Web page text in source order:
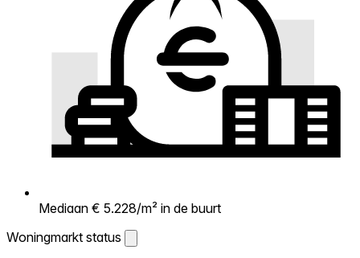
Mediaan € 5.228/m² in de buurt
Woningmarkt status